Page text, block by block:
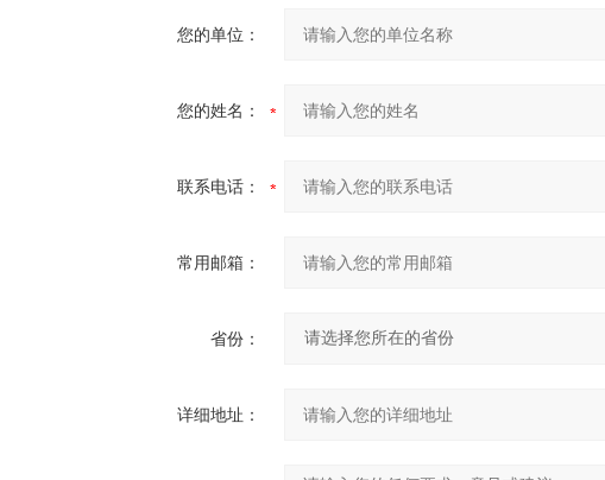
您的单位：
您的姓名：
联系电话：
常用邮箱：
省份：
详细地址：